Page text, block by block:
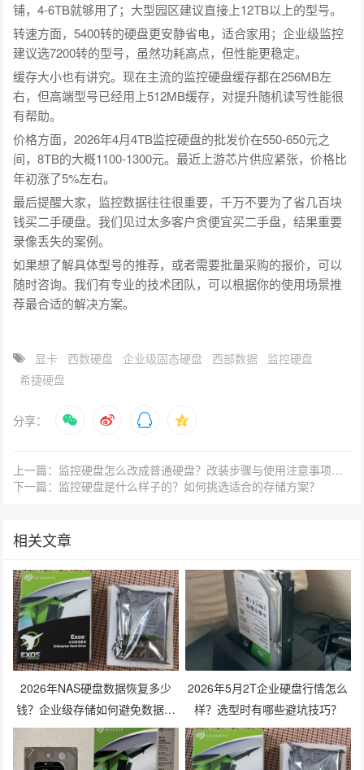
铺，4-6TB就够用了；大型园区建议直接上12TB以上的型号。
转速方面，5400转的硬盘更安静省电，适合家用；企业级监控
建议选7200转的型号，虽然功耗高点，但性能更稳定。
缓存大小也有讲究。现在主流的监控硬盘缓存都在256MB左
右，但高端型号已经用上512MB缓存，对提升随机读写性能很
有帮助。
价格方面，2026年4月4TB监控硬盘的批发价在550-650元之
间，8TB的大概1100-1300元。最近上游芯片供应紧张，价格比
年初涨了5%左右。
最后提醒大家，监控数据往往很重要，千万不要为了省几百块
钱买二手硬盘。我们见过太多客户贪便宜买二手盘，结果重要
录像丢失的案例。
如果想了解具体型号的推荐，或者需要批量采购的报价，可以
随时咨询。我们有专业的技术团队，可以根据你的使用场景推
荐最合适的解决方案。
显卡 西数硬盘 企业级固态硬盘 西部数据
监控硬盘
希捷硬盘
分享：
上一篇：监控硬盘怎么改成普通硬盘？改装步骤与使用注意事项有哪些？
下一篇：监控硬盘是什么样子的？如何挑选适合的存储方案？
相关文章
2026年NAS硬盘数据恢复多少
钱？企业级存储如何避免数据丢
失风险？
2026年5月2T企业硬盘行情怎么
样？选型时有哪些避坑技巧？